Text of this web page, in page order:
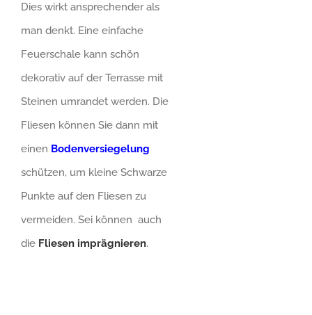
Dies wirkt ansprechender als
man denkt. Eine einfache
Feuerschale kann schön
dekorativ auf der Terrasse mit
Steinen umrandet werden. Die
Fliesen können Sie dann mit
einen Bodenversiegelung
schützen, um kleine Schwarze
Punkte auf den Fliesen zu
vermeiden. Sei können auch
die Fliesen imprägnieren.